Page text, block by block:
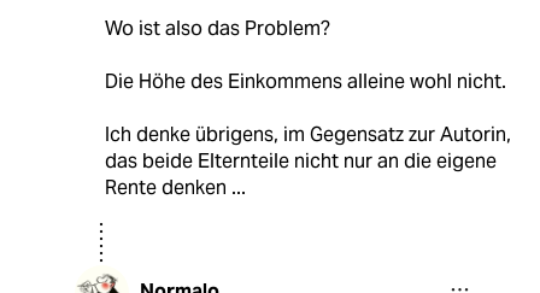
Wo ist also das Problem?
Die Höhe des Einkommens alleine wohl nicht.
Ich denke übrigens, im Gegensatz zur Autorin,
das beide Elternteile nicht nur an die eigene
Rente denken ...